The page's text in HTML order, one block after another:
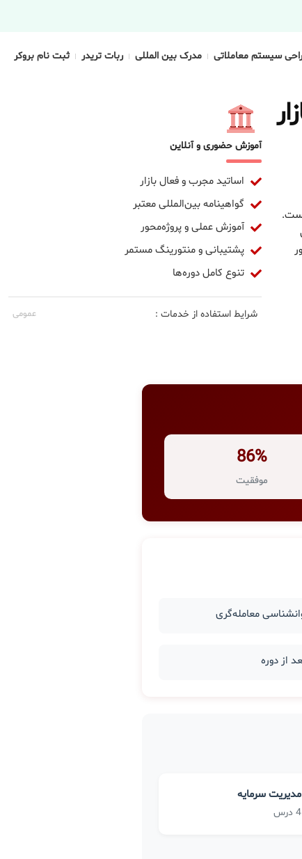
سیستم معاملاتی مدرک بین المللی ربات تریدر ثبت نام بروکر
آموزش حضوری و آنلاین
اساتید مجرب و فعال بازار
گواهینامه بین‌المللی معتبر
آموزش عملی و پروژه‌محور
پشتیبانی و منتورینگ مستمر
تنوع کامل دوره‌ها
شرایط استفاده از خدمات : عمومی
86%
موفقیت
معامله‌گری
مدیریت سرمایه
4 درس